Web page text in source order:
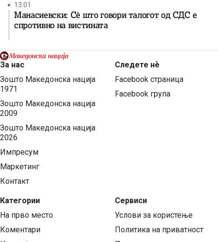
13:01
Манасиевски: Сè што говори талогот од СДС е
спротивно на вистината
За нас
Зошто Македонска нација
1971
Зошто Македонска нација
2009
Зошто Македонска нација
2026
Импресум
Маркетинг
Контакт
Категории
На прво место
Коментари
Следете нѐ
Facebook страница
Facebook група
Сервиси
Услови за користење
Политика на приватност